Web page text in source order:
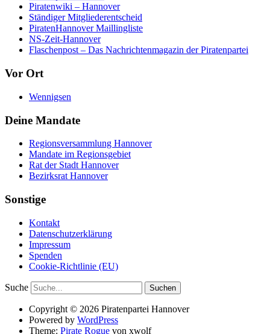
Piratenwiki – Hannover
Ständiger Mitgliederentscheid
PiratenHannover Maillingliste
NS-Zeit-Hannover
Flaschenpost – Das Nachrichtenmagazin der Piratenpartei
Vor Ort
Wennigsen
Deine Mandate
Regionsversammlung Hannover
Mandate im Regionsgebiet
Rat der Stadt Hannover
Bezirksrat Hannover
Sonstige
Kontakt
Datenschutzerklärung
Impressum
Spenden
Cookie-Richtlinie (EU)
Suche
Copyright © 2026 Piratenpartei Hannover
Powered by WordPress
Theme: Pirate Rogue von xwolf